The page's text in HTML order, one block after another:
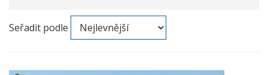
Seřadit podle